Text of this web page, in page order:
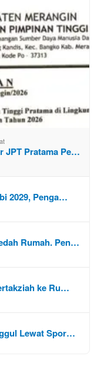
JPT Pratama Pe…
2029, Penga…
Rumah. Pen…
ke Ru…
Lewat Spor…